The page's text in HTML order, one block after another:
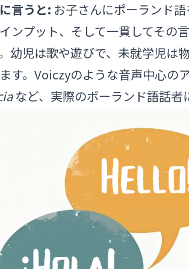
さんの将来におけるポーランド語
ポーランドに引っ越してきた家族の
すめのツール
ある質問
子どもにポーランド語を教え始めるのに最適な年
子どもがポーランド語を話せるようになるまで、
ポーランド語は幼い子どもには難しすぎませんか
子どものポーランド語文法が不安定です。格や
子どものポーランド語の間違いは直すべきですか
子どもがポーランド語と母語を1つの文の中で混
言うと: お子さんにポーランド
ンプット、そして一貫してその
幼児は歌や遊びで、未就学児は
す。Voiczyのような音声中心の
など、実際のポーランド語話者